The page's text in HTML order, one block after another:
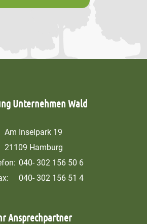
Unternehmen Wald
Am Inselpark 19
21109 Hamburg
040- 302 156 50 6
040- 302 156 51 4
Ansprechpartner